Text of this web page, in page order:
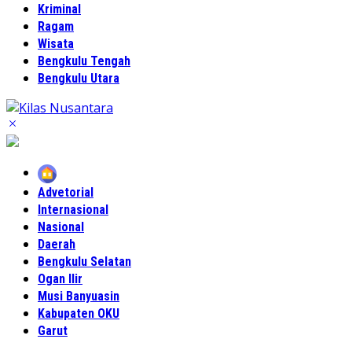
Kriminal
Ragam
Wisata
Bengkulu Tengah
Bengkulu Utara
Home
Advetorial
Internasional
Nasional
Daerah
Bengkulu Selatan
Ogan Ilir
Musi Banyuasin
Kabupaten OKU
Garut